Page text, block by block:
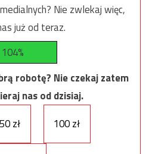
Nie zwlekaj więc,
już od teraz.
104%
robotę? Nie czekaj zatem
nas od dzisiaj.
50 zł 100 zł